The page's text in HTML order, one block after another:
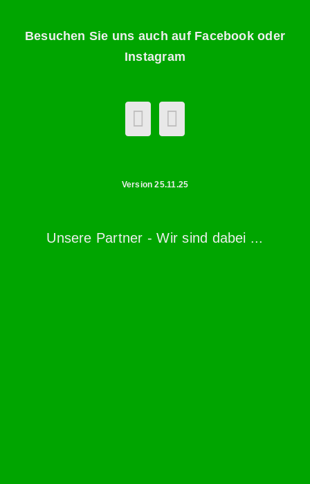
Besuchen Sie uns auch auf Facebook oder
Instagram
Version 25.11.25
Unsere Partner - Wir sind dabei ...